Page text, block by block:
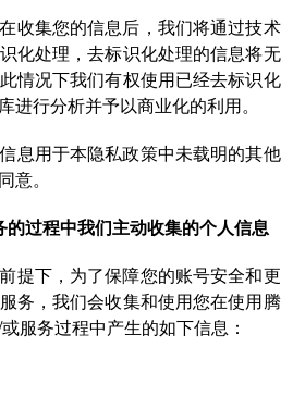
收集您的信息后，我们将通过技术
化处理，去标识化处理的信息将无
情况下我们有权使用已经去标识化
进行分析并予以商业化的利用。
息用于本隐私政策中未载明的其他
意。
的过程中我们主动收集的个人信息
提下，为了保障您的账号安全和更
务，我们会收集和使用您在使用腾
服务过程中产生的如下信息：